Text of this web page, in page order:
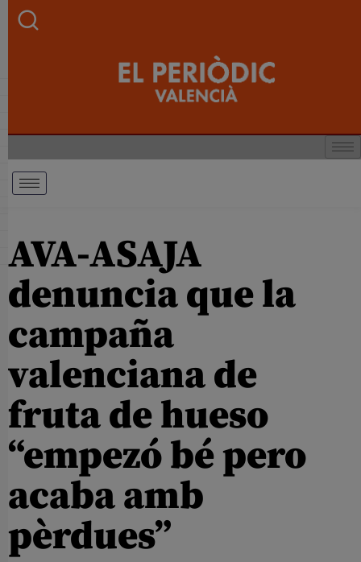
AVA-ASAJA
denuncia que la
campaña
valenciana de
fruta de hueso
“empezó bé pero
acaba amb
pèrdues”